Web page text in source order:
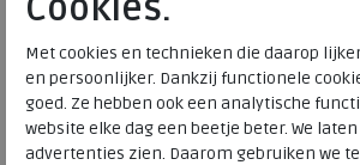
Bestelcode
Kleur
Denim
Materiaal
Nubuck en
Uitneembaar voetbed
ja
Cookies.
Met cookies en technieken die daarop
en persoonlijker. Dankzij functionele
goed. Ze hebben ook een analytische
website elke dag een beetje beter. We
advertenties zien. Daarom gebruiken we